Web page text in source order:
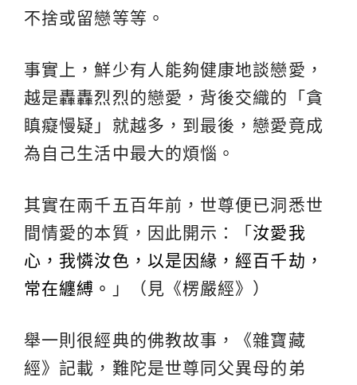
不捨或留戀等等。
事實上，鮮少有人能夠健康地談戀愛，
越是轟轟烈烈的戀愛，背後交織的「貪
瞋癡慢疑」就越多，到最後，戀愛竟成
為自己生活中最大的煩惱。
其實在兩千五百年前，世尊便已洞悉世
間情愛的本質，因此開示：「 汝愛我
心，我憐汝色，以是因緣，經百千劫，
常在纏縛。
」（見《楞嚴經》）
舉一則很經典的佛教故事，《雜寶藏
經》記載，難陀是世尊同父異母的弟